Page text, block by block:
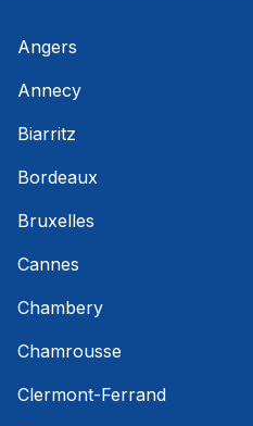
Angers
Annecy
Biarritz
Bordeaux
Bruxelles
Cannes
Chambery
Chamrousse
Clermont-Ferrand